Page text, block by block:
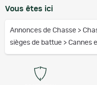
Vous êtes ici
Annonces de Chasse >
sièges de battue > Cannes